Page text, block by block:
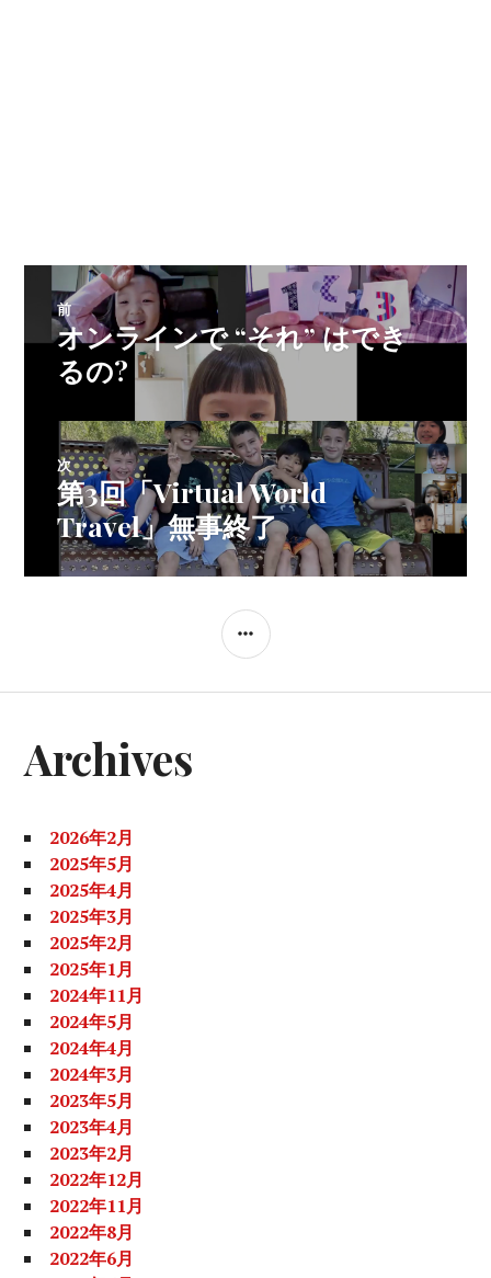
投
稿
ナ
ビ
ゲ
シ
ョ
ン
前
過
去
の
稿:
オンラインで “それ” はでき
るの?
次
次
の
投
稿:
第3回「Virtual World
Travel」無事終了
サ
ド
Archives
2026年2月
2025年5月
2025年4月
2025年3月
2025年2月
2025年1月
2024年11月
2024年5月
2024年4月
2024年3月
2023年5月
2023年4月
2023年2月
2022年12月
2022年11月
2022年8月
2022年6月